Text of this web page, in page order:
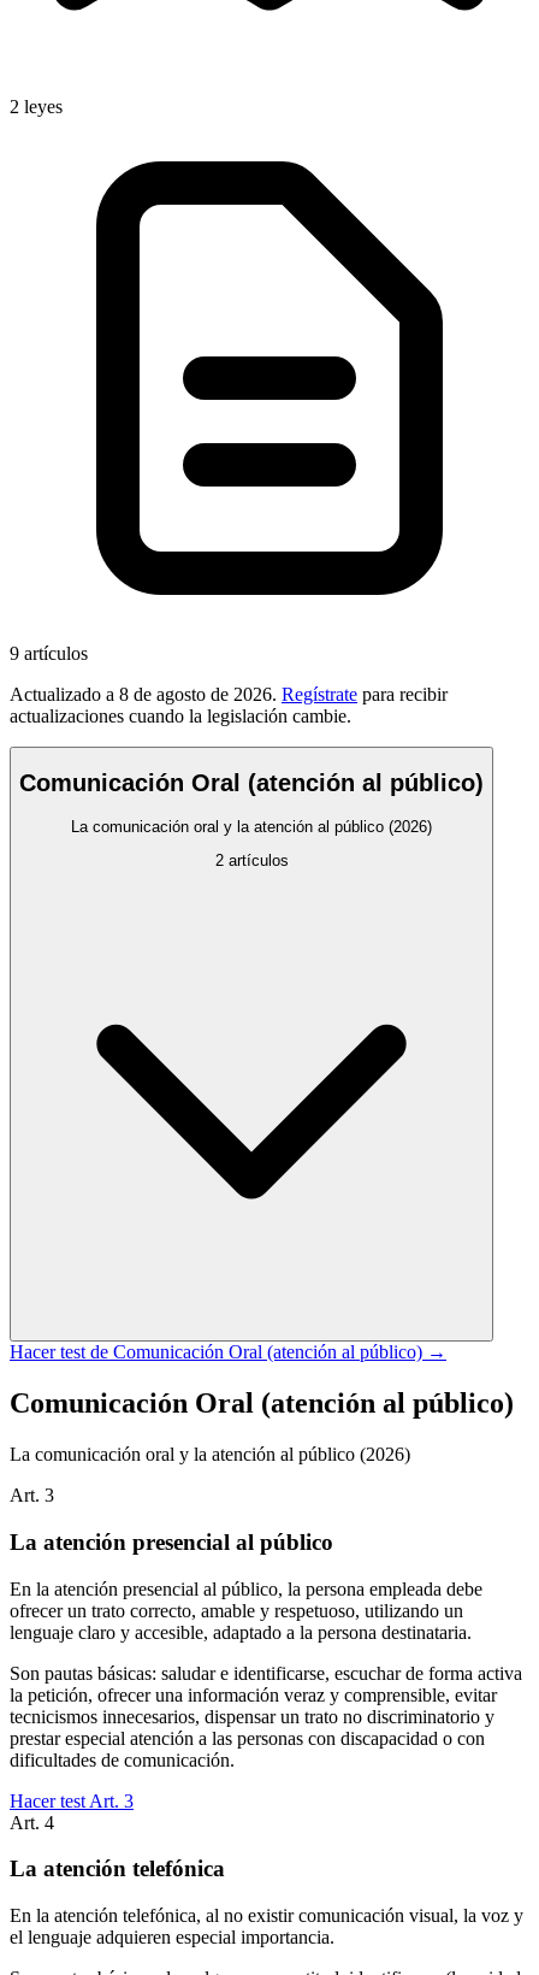
2 leyes
9 artículos
Actualizado a 8 de agosto de 2026. Regístrate para recibir
actualizaciones cuando la legislación cambie.
Comunicación Oral (atención al público)
La comunicación oral y la atención al público (2026)
2artículos
Hacer test de Comunicación Oral (atención al público) →
Comunicación Oral (atención al público)
La comunicación oral y la atención al público (2026)
Art. 3
La atención presencial al público
En la atención presencial al público, la persona empleada debe
ofrecer un trato correcto, amable y respetuoso, utilizando un
lenguaje claro y accesible, adaptado a la persona destinataria.
Son pautas básicas: saludar e identificarse, escuchar de forma activa
la petición, ofrecer una información veraz y comprensible, evitar
tecnicismos innecesarios, dispensar un trato no discriminatorio y
prestar especial atención a las personas con discapacidad o con
dificultades de comunicación.
Hacer test Art. 3
Art. 4
La atención telefónica
En la atención telefónica, al no existir comunicación visual, la voz y
el lenguaje adquieren especial importancia.